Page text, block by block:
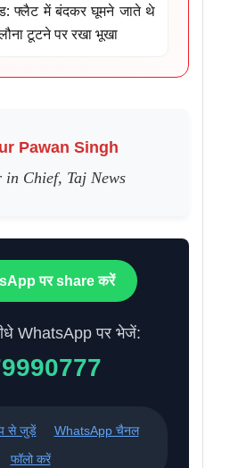
फ्लैट में बंदकर घूमने जाते थे
टूटने पर रखा भूखा
Pawan Singh
in Chief, Taj News
पर share करें
WhatsApp पर भेजें:
से जुड़ें
WhatsApp चैनल
फॉलो करें